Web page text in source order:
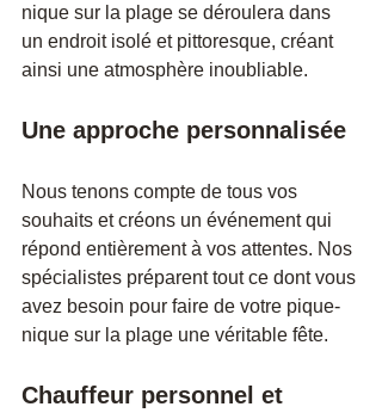
nique sur la plage se déroulera dans
un endroit isolé et pittoresque, créant
ainsi une atmosphère inoubliable.
Une approche personnalisée
Nous tenons compte de tous vos
souhaits et créons un événement qui
répond entièrement à vos attentes. Nos
spécialistes préparent tout ce dont vous
avez besoin pour faire de votre pique-
nique sur la plage une véritable fête.
Chauffeur personnel et